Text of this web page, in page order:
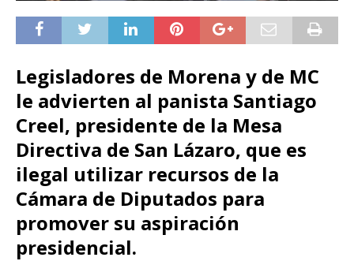
Legisladores de Morena y de MC
le advierten al panista Santiago
Creel, presidente de la Mesa
Directiva de San Lázaro, que es
ilegal utilizar recursos de la
Cámara de Diputados para
promover su aspiración
presidencial.